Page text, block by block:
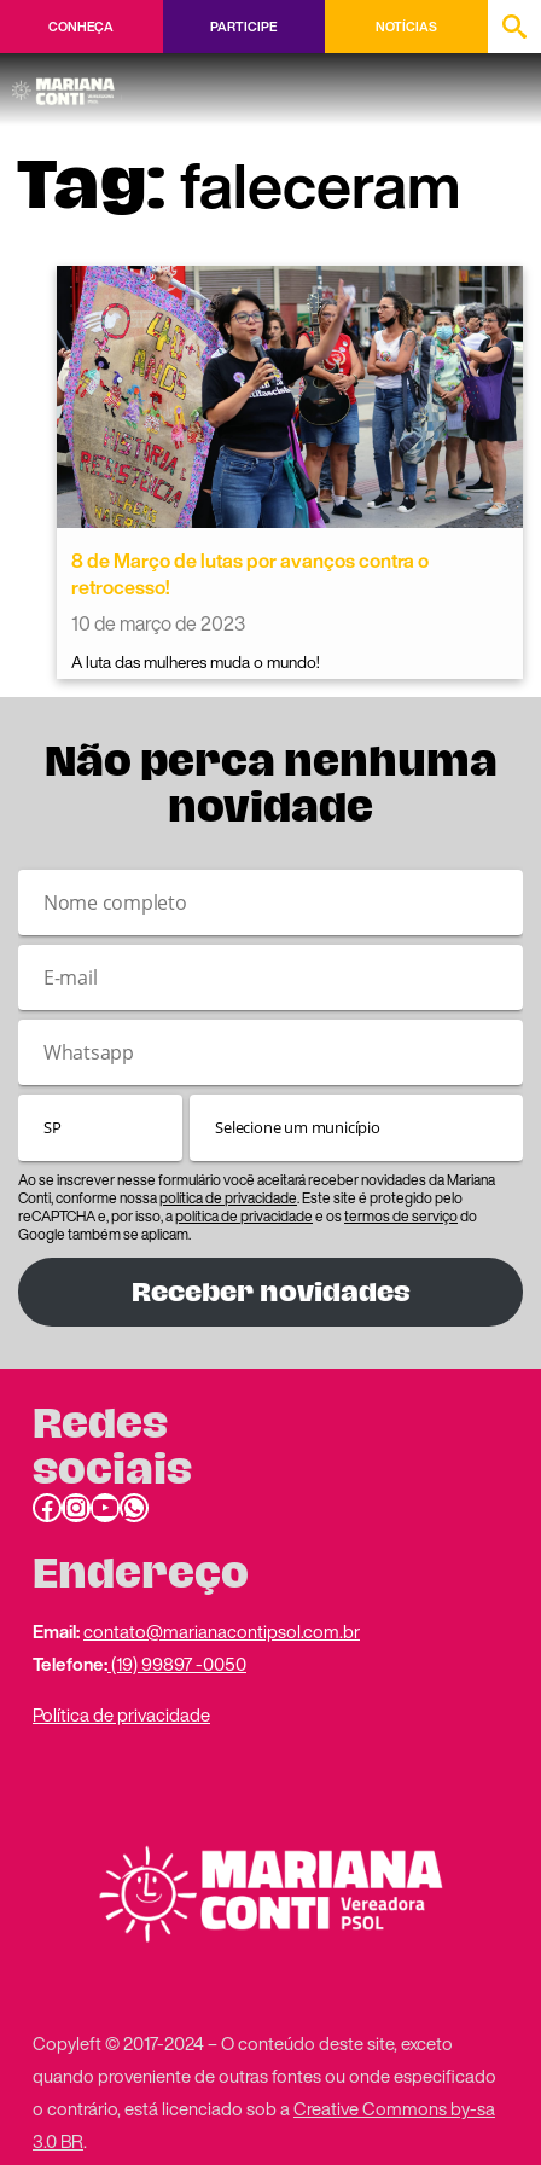
CONHEÇA PARTICIPE NOTÍCIAS
Tag: faleceram
8 de Março de lutas por avanços contra o
retrocesso!
10 de março de 2023
A luta das mulheres muda o mundo!
Não perca nenhuma
novidade
Ao se inscrever nesse formulário você aceitará receber novidades da Mariana
Conti, conforme nossapolítica de privacidade. Este site é protegido pelo
reCAPTCHA e, por isso, apolítica de privacidadee ostermos de serviçodo
Google também se aplicam.
Receber novidades
Redes
sociais
Facebook InstagramYoutube link do whatsapp
Endereço
Email:contato@marianacontipsol.com.br
Telefone:(19) 99897 -0050
Política de privacidade
Copyleft © 2017-2024 – O conteúdo deste site, exceto
quando proveniente de outras fontes ou onde especificado
o contrário, está licenciado sob aCreative Commons by-sa
3.0 BR.